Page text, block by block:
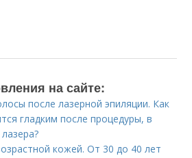
на сайте:
после лазерной эпиляции. Как
гладким после процедуры, в
кожей. От 30 до 40 лет